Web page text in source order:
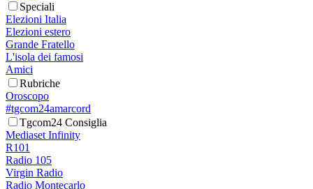
Speciali
Elezioni Italia
Elezioni estero
Grande Fratello
L'isola dei famosi
Amici
Rubriche
Oroscopo
#tgcom24amarcord
Tgcom24 Consiglia
Mediaset Infinity
R101
Radio 105
Virgin Radio
Radio Montecarlo